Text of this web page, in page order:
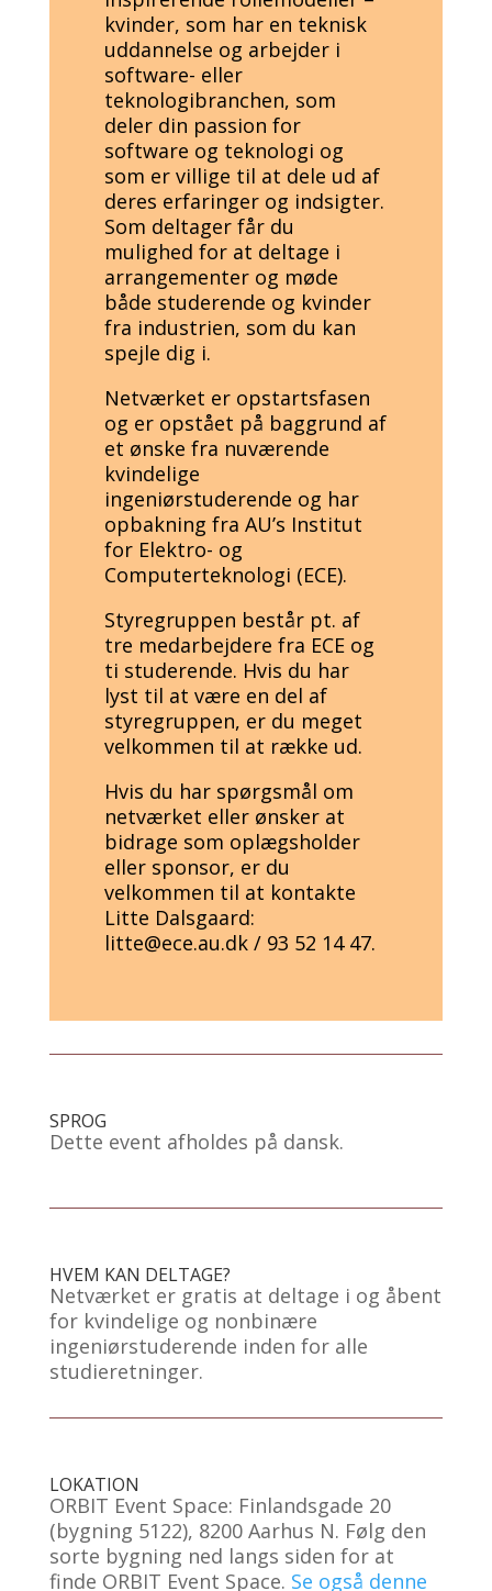
kvinder, som har en teknisk
uddannelse og arbejder i
software- eller
teknologibranchen, som
deler din passion for
software og teknologi og
som er villige til at dele ud af
deres erfaringer og indsigter.
Som deltager får du
mulighed for at deltage i
arrangementer og møde
både studerende og kvinder
fra industrien, som du kan
spejle dig i.
Netværket er opstartsfasen
og er opstået på baggrund af
et ønske fra nuværende
kvindelige
ingeniørstuderende og har
opbakning fra AU’s Institut
for Elektro- og
Computerteknologi (ECE).
Styregruppen består pt. af
tre medarbejdere fra ECE og
ti studerende. Hvis du har
lyst til at være en del af
styregruppen, er du meget
velkommen til at række ud.
Hvis du har spørgsmål om
netværket eller ønsker at
bidrage som oplægsholder
eller sponsor, er du
velkommen til at kontakte
Litte Dalsgaard:
litte@ece.au.dk / 93 52 14 47.
SPROG
Dette event afholdes på dansk.
HVEM KAN DELTAGE?
Netværket er gratis at deltage i og åbent
for kvindelige og nonbinære
ingeniørstuderende inden for alle
studieretninger.
LOKATION
ORBIT Event Space: Finlandsgade 20
(bygning 5122), 8200 Aarhus N. Følg den
sorte bygning ned langs siden for at
finde ORBIT Event Space. Se også denne